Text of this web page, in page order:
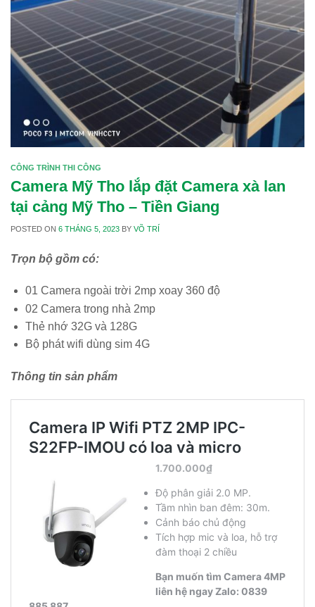
CÔNG TRÌNH THI CÔNG
Camera Mỹ Tho lắp đặt Camera xà lan
tại cảng Mỹ Tho – Tiền Giang
POSTED ON6 THÁNG 5, 2023 BYVÕ TRÍ
Trọn bộ gồm có:
01 Camera ngoài trời 2mp xoay 360 độ
02 Camera trong nhà 2mp
Thẻ nhớ 32G và 128G
Bộ phát wifi dùng sim 4G
Thông tin sản phẩm